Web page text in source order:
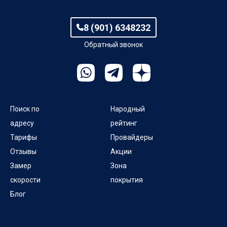
ул Аэродромная
ул Белореченская
ул Бутаревского
ул Васильева К.А.
ул Верещагина
ул Ветеранов
8 (901) 6348232
Обратный звонок
Поиск по
адресу
Тарифы
Отзывы
Замер
скорости
Блог
Народный
рейтинг
Провайдеры
Акции
Зона
покрытия